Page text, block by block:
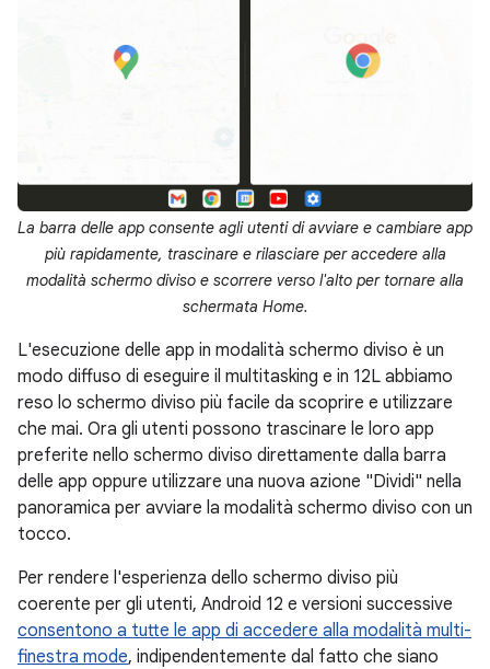
La barra delle app consente agli utenti di avviare e cambiare app
più rapidamente, trascinare e rilasciare per accedere alla
modalità schermo diviso e scorrere verso l'alto per tornare alla
schermata Home.
L'esecuzione delle app in modalità schermo diviso è un
modo diffuso di eseguire il multitasking e in 12L abbiamo
reso lo schermo diviso più facile da scoprire e utilizzare
che mai. Ora gli utenti possono trascinare le loro app
preferite nello schermo diviso direttamente dalla barra
delle app oppure utilizzare una nuova azione "Dividi" nella
panoramica per avviare la modalità schermo diviso con un
tocco.
Per rendere l'esperienza dello schermo diviso più
coerente per gli utenti, Android 12 e versioni successive
consentono a tutte le app di accedere alla modalità multi-
finestra mode, indipendentemente dal fatto che siano